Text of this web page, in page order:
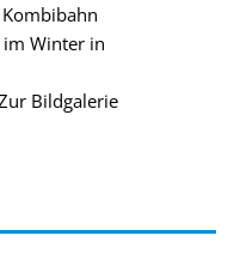
Winter in
Bildgalerie